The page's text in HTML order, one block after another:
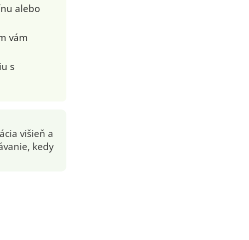
alebo
vám
s
višieň a
kedy